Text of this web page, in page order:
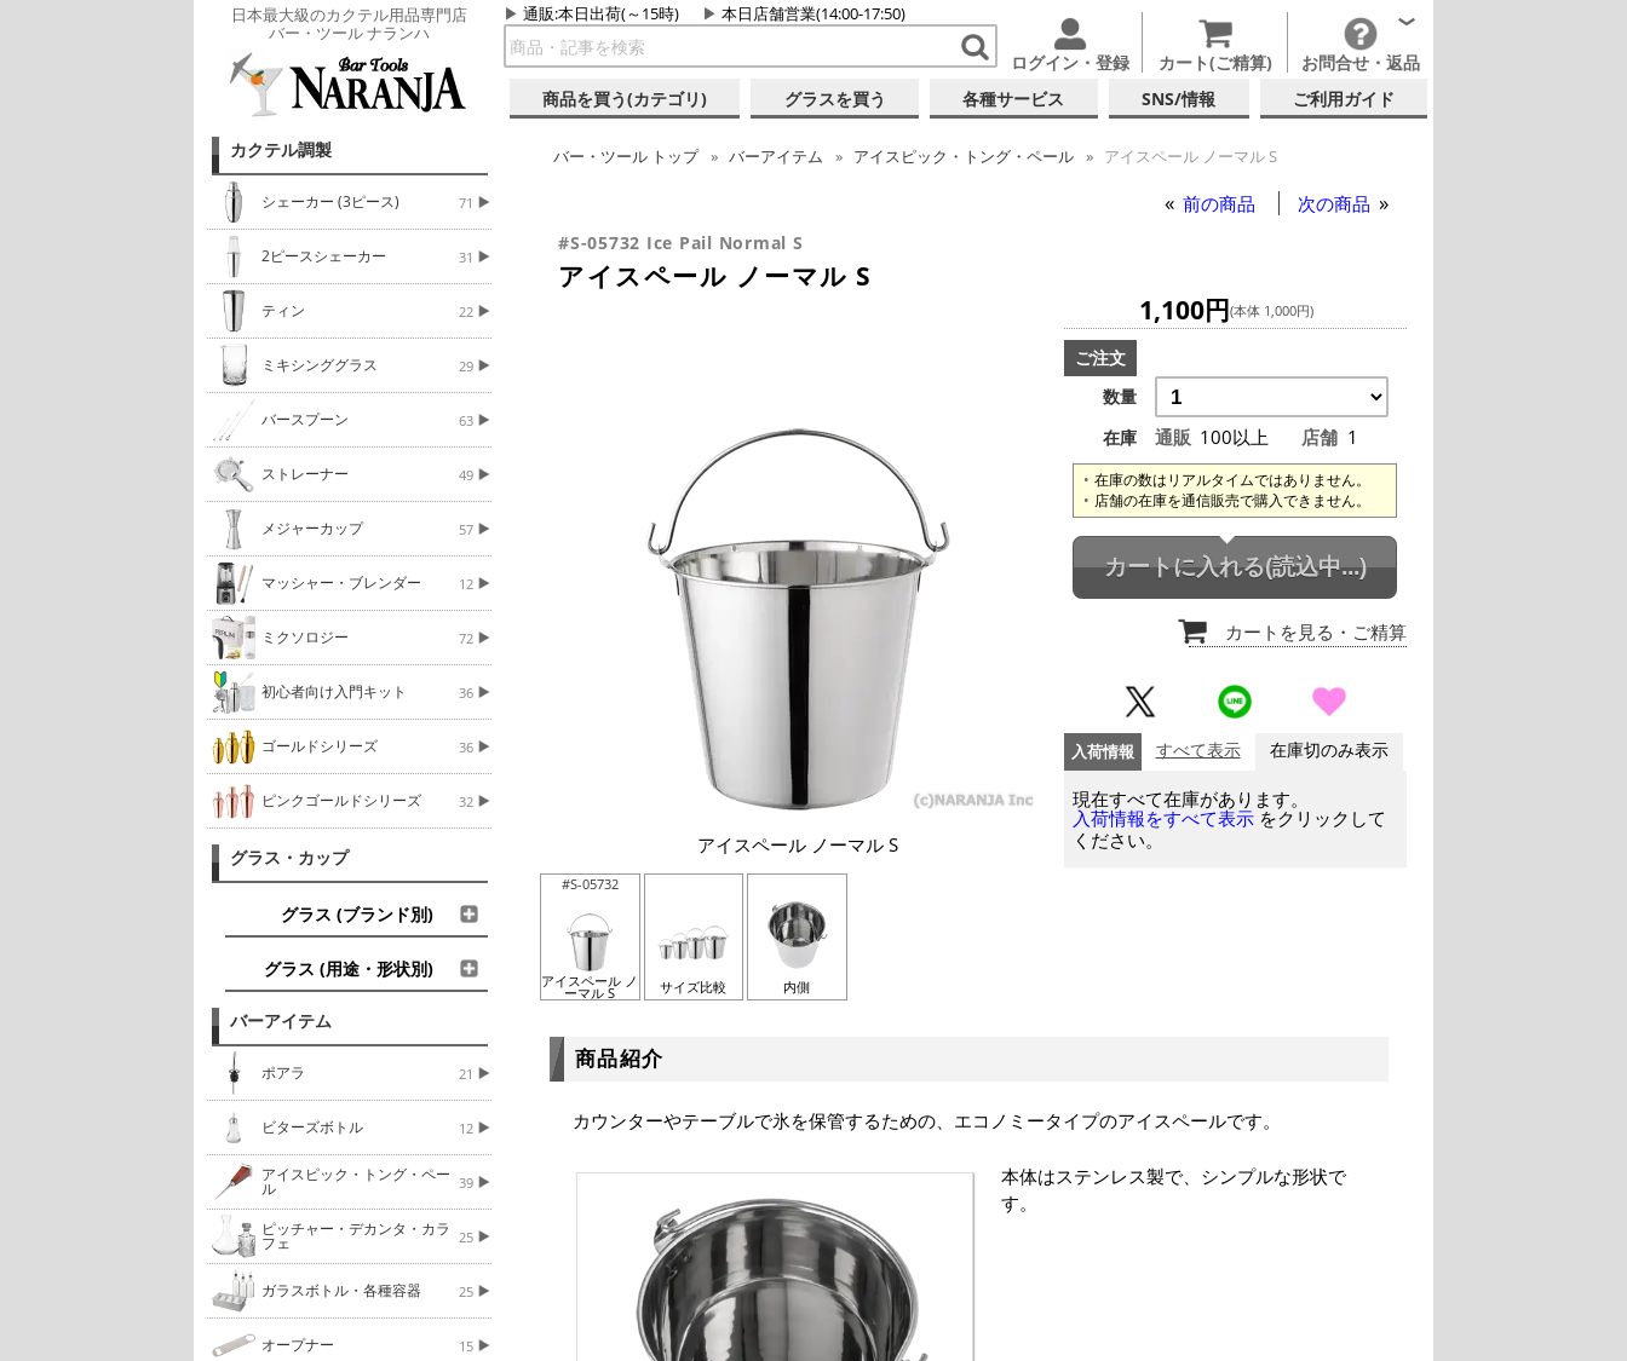
日本最大級のカクテル用品専門店
バー・ツール ナランハ
通販:本日出荷(～15時) 本日店舗営業(14:00-17:50)
ログイン・登録 カート(ご精算) お問合せ・返品
商品を買う(カテゴリ) グラスを買う 各種サービス SNS/情報 ご利用ガイド
カクテル調製
シェーカー (3ピース) 71
2ピースシェーカー 31
ティン 22
ミキシンググラス 29
バースプーン 63
ストレーナー 49
メジャーカップ 57
マッシャー・ブレンダー 12
ミクソロジー 72
初心者向け入門キット 36
ゴールドシリーズ 36
ピンクゴールドシリーズ 32
グラス・カップ
グラス (ブランド別)
グラス (用途・形状別)
バーアイテム
ポアラ 21
ビターズボトル 12
アイスピック・トング・ペー
ル 39
ピッチャー・デカンタ・カラ
フェ 25
ガラスボトル・各種容器 25
オープナー 15
バー・ツール トップ バーアイテム アイスピック・トング・ペール アイスペール ノーマル S
前の商品 次の商品
#S-05732 Ice Pail Normal S
アイスペール ノーマル S
アイスペール ノーマル S
#S-05732
アイスペール ノ
ーマル S サイズ比較 内側
1,100円(本体 1,000円)
ご注文
数量
在庫
通販 100以上 店舗 1
在庫の数はリアルタイムではありません。
店舗の在庫を通信販売で購入できません。
カートに入れる(読込中...)
カートを見る ・ご精算
入荷情報 すべて表示 在庫切のみ表示
現在すべて在庫があります。
入荷情報をすべて表示 をクリックして
ください。
商品紹介
カウンターやテーブルで氷を保管するための、エコノミータイプのアイスペールです。
本体はステンレス製で、シンプルな形状で
す。